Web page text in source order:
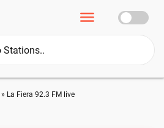
» La Fiera 92.3 FM live